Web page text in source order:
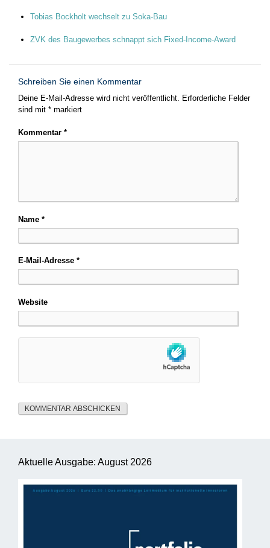
Tobias Bockholt wechselt zu Soka-Bau
ZVK des Baugewerbes schnappt sich Fixed-Income-Award
Schreiben Sie einen Kommentar
Deine E-Mail-Adresse wird nicht veröffentlicht.
Erforderliche Felder
sind mit * markiert
Kommentar *
Name *
E-Mail-Adresse *
Website
Aktuelle Ausgabe: August 2026